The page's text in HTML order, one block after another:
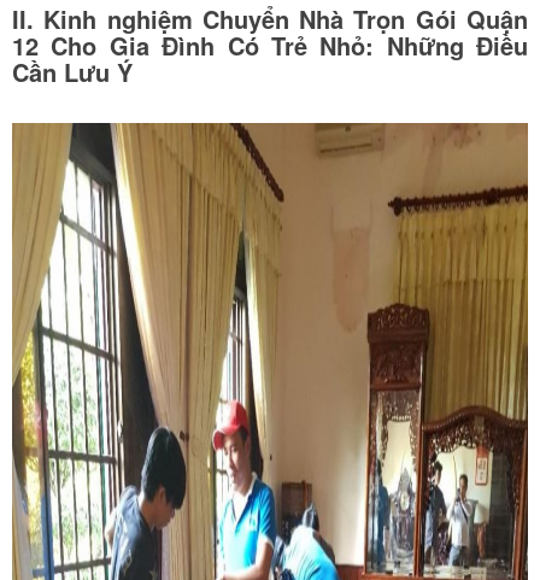
II. Kinh nghiệm Chuyển Nhà Trọn Gói Quận
12 Cho Gia Đình Có Trẻ Nhỏ: Những Điều
Cần Lưu Ý